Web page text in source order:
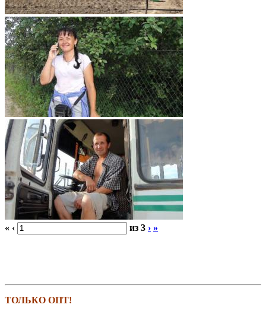
« ‹ из 3 › »
ТОЛЬКО ОПТ!